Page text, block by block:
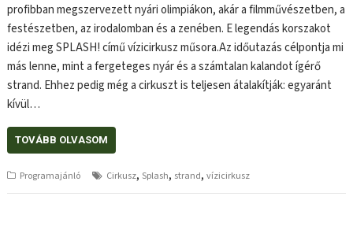
profibban megszervezett nyári olimpiákon, akár a filmművészetben, a
festészetben, az irodalomban és a zenében. E legendás korszakot
idézi meg SPLASH! című vízicirkusz műsora.Az időutazás célpontja mi
más lenne, mint a fergeteges nyár és a számtalan kalandot ígérő
strand. Ehhez pedig még a cirkuszt is teljesen átalakítják: egyaránt
kívül…
TOVÁBB OLVASOM
Programajánló Cirkusz, Splash, strand,vízicirkusz